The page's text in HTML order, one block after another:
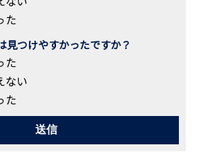
た
見つけやすかったですか？
た
ない
た